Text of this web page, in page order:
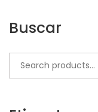
Buscar
Search
Panasonic P103